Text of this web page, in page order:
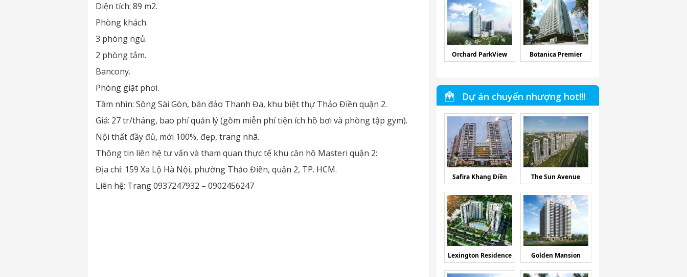
Diện tích: 89 m2.
Phòng khách.
3 phòng ngủ.
2 phòng tắm.
Bancony.
Phòng giặt phơi.
Tầm nhìn: Sông Sài Gòn, bán đảo Thanh Đa, khu biệt thự Thảo Điền quận 2.
Giá: 27 tr/tháng, bao phí quản lý (gồm miễn phí tiện ích hồ bơi và phòng tập gym).
Nội thất đầy đủ, mới 100%, đẹp, trang nhã.
Thông tin liên hệ tư vấn và tham quan thực tế khu căn hộ Masteri quận 2:
Địa chỉ: 159 Xa Lộ Hà Nội, phường Thảo Điền, quận 2, TP. HCM.
Liên hệ: Trang 0937247932 – 0902456247
Orchard ParkView Botanica Premier
Dự án chuyển nhượng hot!!!
Safira Khang Điền The Sun Avenue
Lexington Residence Golden Mansion